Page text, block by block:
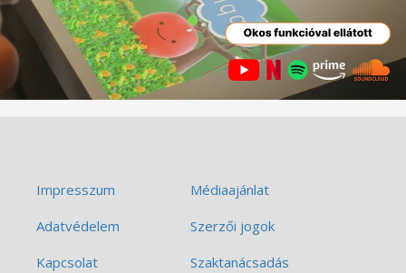
Impresszum
Médiaajánlat
Adatvédelem
Szerzői jogok
Kapcsolat
Szaktanácsadás